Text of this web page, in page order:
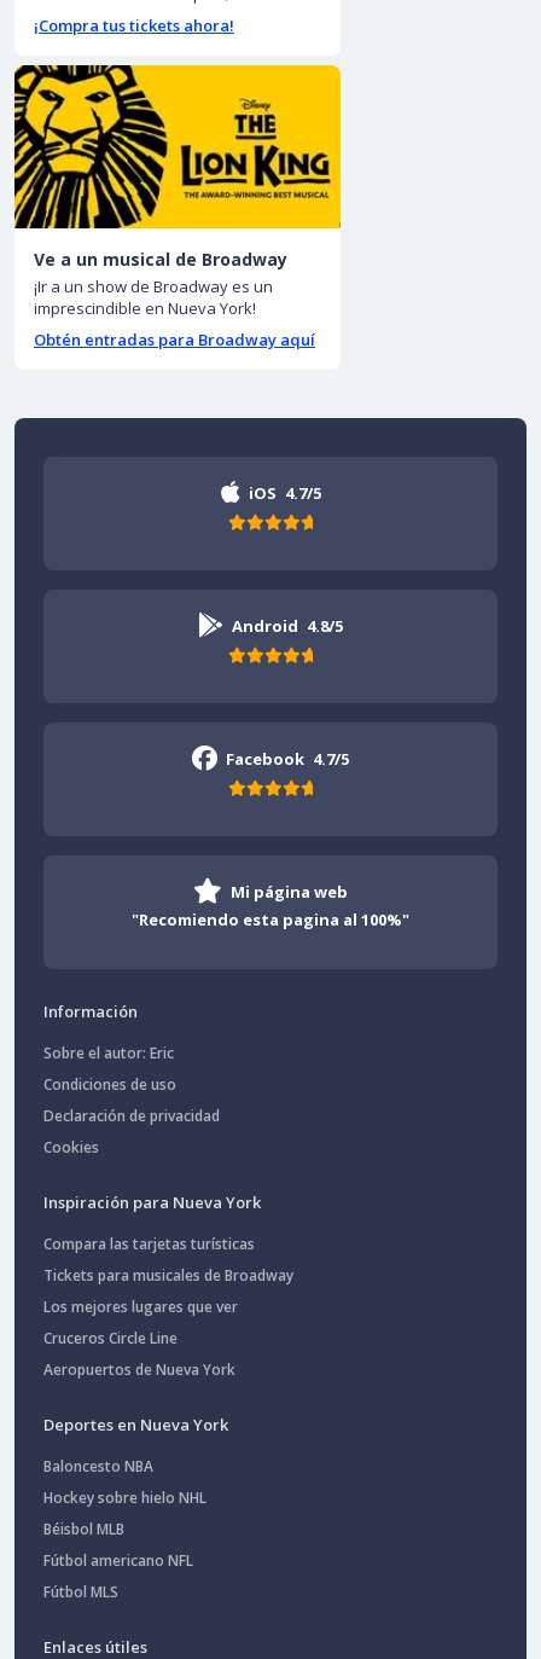
¡Compra tus tickets ahora!
Ve a un musical de Broadway
¡Ir a un show de Broadway es un
imprescindible en Nueva York!
Obtén entradas para Broadway aquí
iOS 4.7/5
Android 4.8/5
Facebook 4.7/5
Mi página web
"Recomiendo esta pagina al 100%"
Información
Sobre el autor: Eric
Condiciones de uso
Declaración de privacidad
Cookies
Inspiración para Nueva York
Compara las tarjetas turísticas
Tickets para musicales de Broadway
Los mejores lugares que ver
Cruceros Circle Line
Aeropuertos de Nueva York
Deportes en Nueva York
Baloncesto NBA
Hockey sobre hielo NHL
Béisbol MLB
Fútbol americano NFL
Fútbol MLS
Enlaces útiles